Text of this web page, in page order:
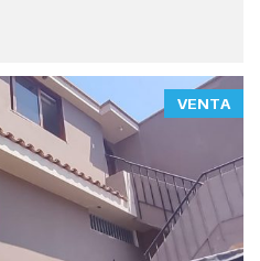
VENTA